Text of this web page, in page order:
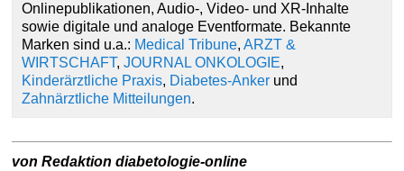
Onlinepublikationen, Audio-, Video- und XR-Inhalte
sowie digitale und analoge Eventformate. Bekannte
Marken sind u.a.: Medical Tribune,ARZT &
WIRTSCHAFT,JOURNAL ONKOLOGIE,
Kinderärztliche Praxis, Diabetes-Anker und
Zahnärztliche Mitteilungen.
von Redaktion diabetologie-online